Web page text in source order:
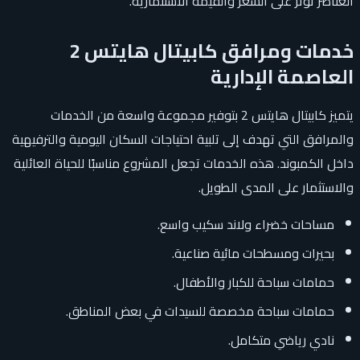
خدمات ومرافق كابيتال هايتس 2
العاصمة الإدارية
يتميز كابيتال هايتس 2 بتوفير مجموعة واسعة من الخدمات
والمرافق التي تهدف إلى تلبية احتياجات السكان اليومية والترفيهية
داخل الكمبوند. هذه الخدمات تجعل المشروع مناسبًا للحياة العائلية
والاستثمار على المدى الطويل.
مساحات خضراء ولاند سكيب واسع.
بحيرات ومسطحات مائية صناعية.
حمامات سباحة للكبار والأطفال.
حمامات سباحة مخصصة للسيدات في بعض المناطق.
نادي رياضي متكامل.